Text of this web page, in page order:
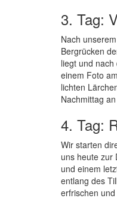
3. Tag:
Nach
Bergrücken
liegt und
einem Foto
lichten
Nachmittag
4. Tag:
Wir starten
uns heute zur
und einem
entlang des
erfrischen